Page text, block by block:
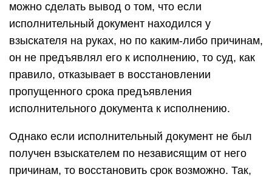
можно сделать вывод о том, что если
исполнительный документ находился у
взыскателя на руках, но по каким-либо причинам,
он не предъявлял его к исполнению, то суд, как
правило, отказывает в восстановлении
пропущенного срока предъявления
исполнительного документа к исполнению.
Однако если исполнительный документ не был
получен взыскателем по независящим от него
причинам, то восстановить срок возможно. Так,